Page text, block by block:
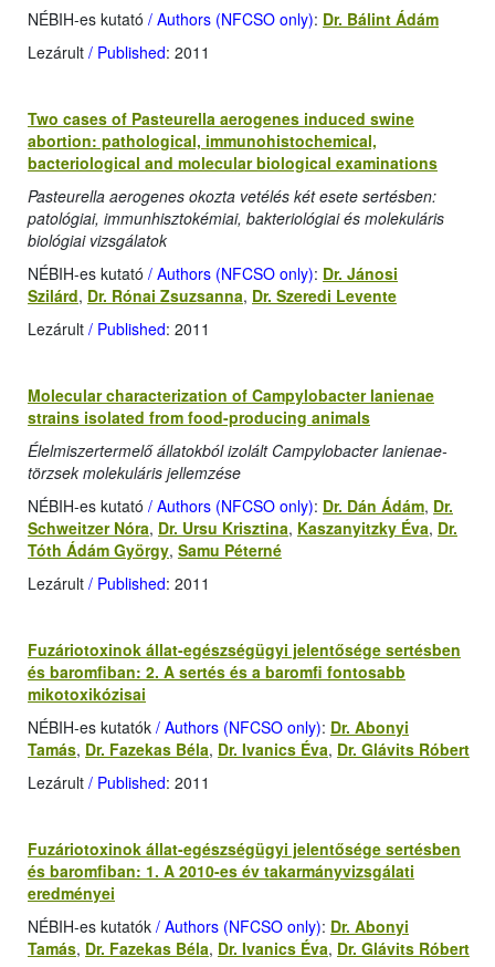
NÉBIH-es kutató / Authors (NFCSO only): Dr. Bálint Ádám
Lezárult / Published: 2011
Two cases of Pasteurella aerogenes induced swine
abortion: pathological, immunohistochemical,
bacteriological and molecular biological examinations
Pasteurella aerogenes okozta vetélés két esete sertésben:
patológiai, immunhisztokémiai, bakteriológiai és molekuláris
biológiai vizsgálatok
NÉBIH-es kutató / Authors (NFCSO only): Dr. Jánosi
Szilárd, Dr. Rónai Zsuzsanna, Dr. Szeredi Levente
Lezárult / Published: 2011
Molecular characterization of Campylobacter lanienae
strains isolated from food-producing animals
Élelmiszertermelő állatokból izolált Campylobacter lanienae-
törzsek molekuláris jellemzése
NÉBIH-es kutató / Authors (NFCSO only): Dr. Dán Ádám, Dr.
Schweitzer Nóra, Dr. Ursu Krisztina, Kaszanyitzky Éva, Dr.
Tóth Ádám György, Samu Péterné
Lezárult / Published: 2011
Fuzáriotoxinok állat-egészségügyi jelentősége sertésben
és baromfiban: 2. A sertés és a baromfi fontosabb
mikotoxikózisai
NÉBIH-es kutatók / Authors (NFCSO only): Dr. Abonyi
Tamás, Dr. Fazekas Béla, Dr. Ivanics Éva, Dr. Glávits Róbert
Lezárult / Published: 2011
Fuzáriotoxinok állat-egészségügyi jelentősége sertésben
és baromfiban: 1. A 2010-es év takarmányvizsgálati
eredményei
NÉBIH-es kutatók / Authors (NFCSO only): Dr. Abonyi
Tamás, Dr. Fazekas Béla, Dr. Ivanics Éva, Dr. Glávits Róbert